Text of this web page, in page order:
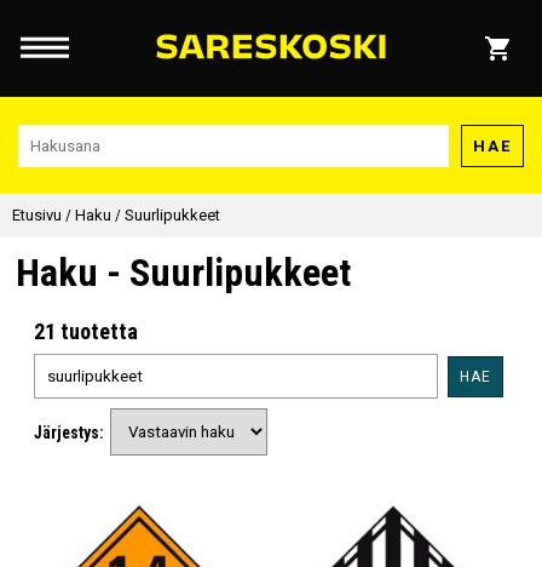
HAE
Etusivu / Haku / Suurlipukkeet
Haku - Suurlipukkeet
21 tuotetta
HAE
Järjestys: